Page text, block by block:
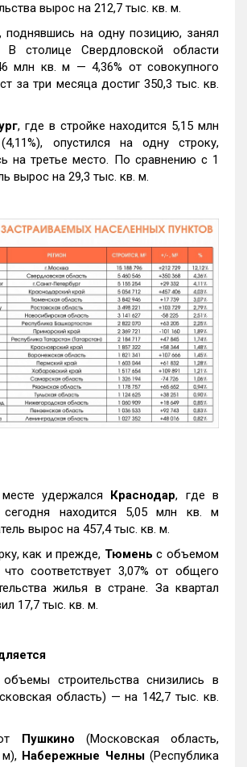
вырос на 212,7 тыс. кв. м.
поднявшись на одну позицию, занял
В столице Свердловской области
млн кв. м — 4,36% от совокупного
за три месяца достиг 350,3 тыс. кв.
, где в стройке находится 5,15 млн
опустился на одну строку,
на третье место. По сравнению с 1
вырос на 29,3 тыс. кв. м.
удержался Краснодар, где в
сегодня находится 5,05 млн кв. м
вырос на 457,4 тыс. кв. м.
как и прежде, Тюмень с объемом
соответствует 3,07% от общего
жилья в стране. За квартал
17,7 тыс. кв. м.
строительства снизились в
область) — на 142,7 тыс. кв.
Пушкино (Московская область,
Набережные Челны(Республика